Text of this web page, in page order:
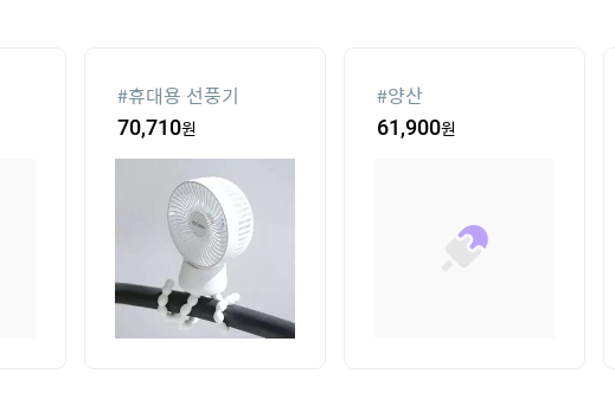
#휴대용 선풍기
70,710원
#양산
61,900원